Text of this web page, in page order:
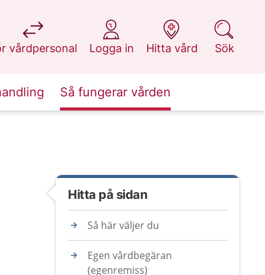
vårdpersonal
på 1177.se
Logga in
på 1177.se
Hitta vård
på 1177.se
Sök
på 1177.se
Så fungerar vården
Hitta på sidan
Så här väljer du
Egen vårdbegäran
(egenremiss)